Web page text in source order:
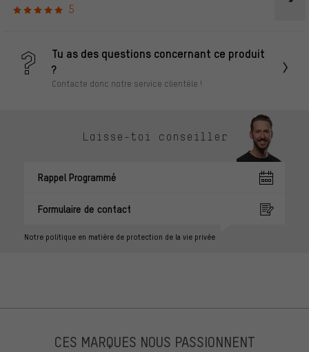
5
Tu as des questions concernant ce produit
?
Contacte donc notre service clientèle !
Laisse-toi conseiller
Rappel Programmé
Formulaire de contact
Notre politique en matière de protection de la vie privée
CES MARQUES NOUS PASSIONNENT